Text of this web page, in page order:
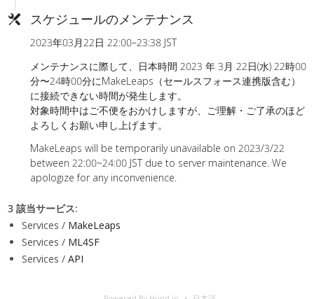
スケジュールのメンテナンス
2023年03月22日 22:00–23:38 JST
メンテナンスに際して、日本時間 2023 年 3月 22日(水) 22時00
分〜24時00分にMakeLeaps（セールスフォース連携版含む）
に接続できない時間が発生します。
対象時間中はご不便をおかけしますが、ご理解・ご了承のほど
よろしくお願い申し上げます。
MakeLeaps will be temporarily unavailable on 2023/3/22
between 22:00~24:00 JST due to server maintenance. We
apologize for any inconvenience.
3 該当サービス:
Services / MakeLeaps
Services / ML4SF
Services / API